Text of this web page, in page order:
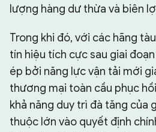
lượng hàng dư thừa và biên
Trong khi đó, với các hãng
tín hiệu tích cực sau giai
ép bởi năng lực vận tải mới
thương mại toàn cầu phục
khả năng duy trì đà tăng của
thuộc lớn vào quyết định